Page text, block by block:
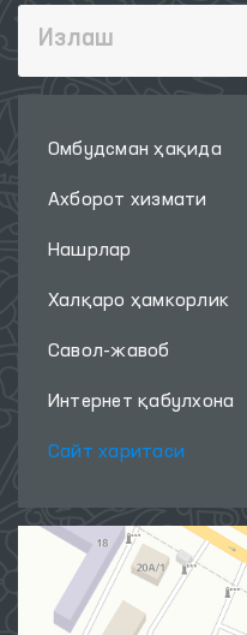
Омбудсман ҳақида
Ахборот хизмати
Нашрлар
Халқаро ҳамкорлик
Савол-жавоб
Интернет қабулхона
Сайт харитаси